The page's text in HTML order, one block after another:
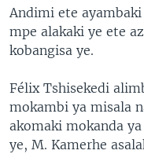
Andimi ete
mpe alakaki ye ete
kobangisa ye.
Félix Tshisekedi
mokambi ya misala
akomaki mokanda
ye, M. Kamerhe